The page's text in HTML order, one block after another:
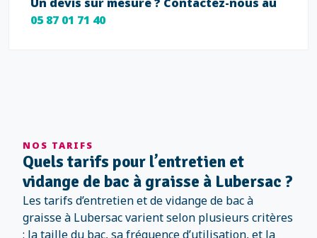
05 87 01 71 40
NOS TARIFS
Quels tarifs pour l’entretien et
vidange de bac à graisse à Lubersac ?
Les tarifs d’entretien et de vidange de bac à
graisse à Lubersac varient selon plusieurs critères
: la taille du bac, sa fréquence d’utilisation, et la